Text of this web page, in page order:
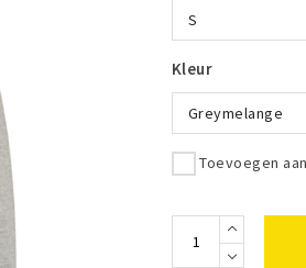
S
Kleur
Greymelange
Toevoegen